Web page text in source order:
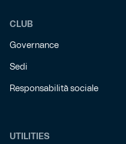
CLUB
Governance
Sedi
Responsabilità sociale
UTILITIES